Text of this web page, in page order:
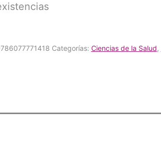
Categorías: Ciencias de la Salud,